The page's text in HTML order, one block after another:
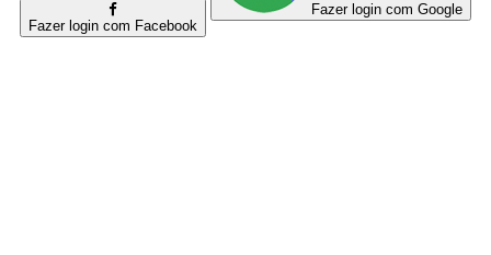
Fazer login com Facebook
Fazer login com Google